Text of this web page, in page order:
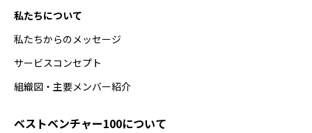
私たちについて
私たちからのメッセージ
サービスコンセプト
組織図・主要メンバー紹介
ベストベンチャー100について